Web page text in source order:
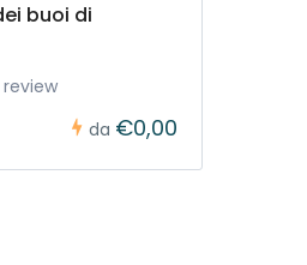
buoi di
da €0,00